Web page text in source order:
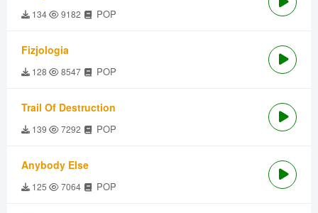
134 9182 POP
Fizjologia
128 8547 POP
Trail Of Destruction
139 7292 POP
Anybody Else
125 7064 POP